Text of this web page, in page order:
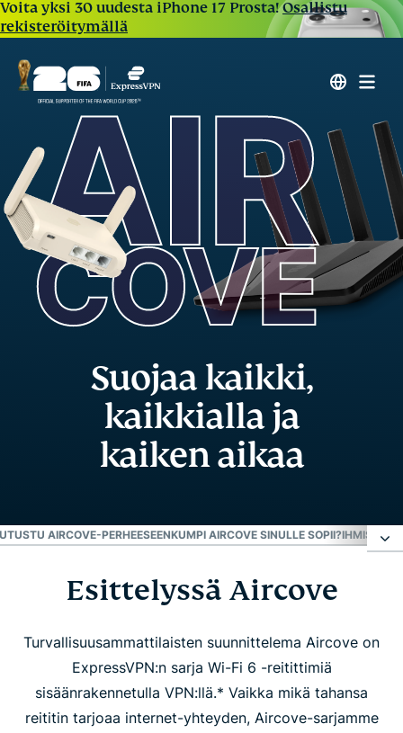
Voita yksi 30 uudesta iPhone 17 Prosta!Osallistu
rekisteröitymällä
Suojaa kaikki,
kaikkialla ja
kaiken aikaa
AIRCOVE-PERHEESEENKUMPI AIRCOVE SINULLE SOPII?IHMISET
Esittelyssä Aircove
Koe Aircoven tuoma muutos
Tutustu Aircove-perheeseen
Esittelyssä Aircove
Turvallisuusammattilaisten suunnittelema Aircove on
ExpressVPN:n sarja Wi-Fi 6 -reitittimiä
sisäänrakennetulla VPN:llä.* Vaikka mikä tahansa
reititin tarjoaa internet-yhteyden, Aircove-sarjamme